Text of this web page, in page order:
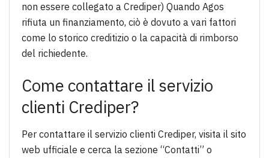
non essere collegato a Crediper) Quando Agos
rifiuta un finanziamento, ciò è dovuto a vari fattori
come lo storico creditizio o la capacità di rimborso
del richiedente.
Come contattare il servizio
clienti Crediper?
Per contattare il servizio clienti Crediper, visita il sito
web ufficiale e cerca la sezione “Contatti” o